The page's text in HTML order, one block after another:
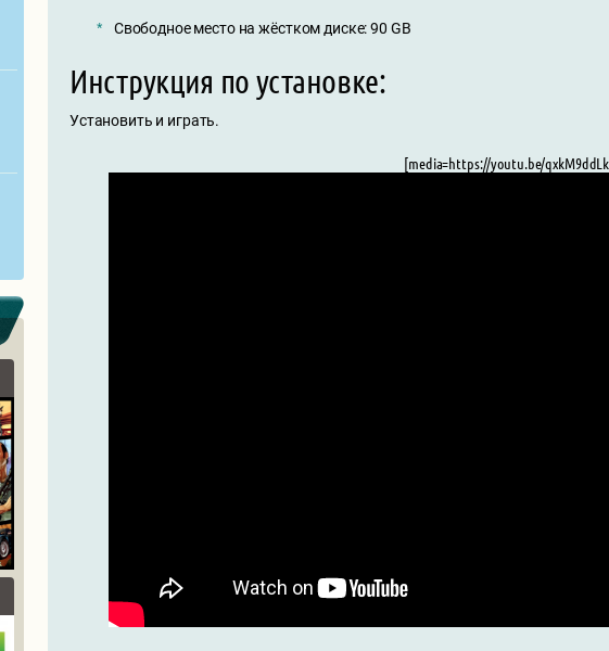
Свободное место на жёстком диске: 90 GB
Инструкция по установке:
Установить и играть.
[media=https://youtu.be/